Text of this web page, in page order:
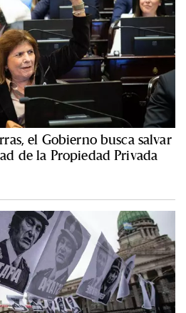
el Gobierno busca salvar
de la Propiedad Privada